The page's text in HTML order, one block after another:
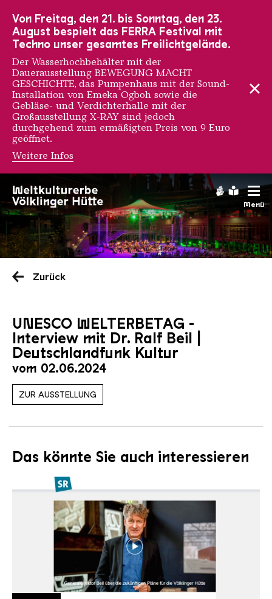
Menü
Saarländischen
Zurück
UNESCO WELTERBETAG -
Interview mit Dr. Ralf Beil |
Deutschlandfunk Kultur
vom 02.06.2024
ZUR AUSSTELLUNG
Das könnte Sie auch interessieren
Von Freitag, den 21. bis Sonntag, den 23.
August bespielt das FERRA Festival mit
Techno unser gesamtes Freilichtgelände.
Der Wasserhochbehälter mit der
Dauerausstellung BEWEGUNG MACHT
GESCHICHTE, das Pumpenhaus mit der Sound-
Installation von Emeka Ogboh sowie die
Gebläse- und Verdichterhalle mit der
Großausstellung X-RAY sind jedoch
durchgehend zum ermäßigten Preis von 9 Euro
geöffnet.
Weitere Infos